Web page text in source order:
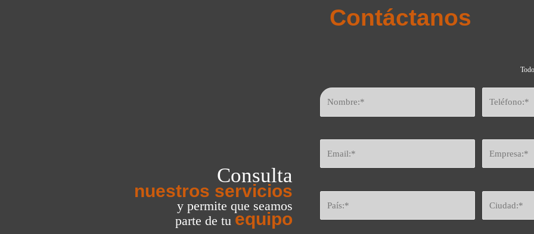
Contáctanos
Consulta
nuestros servicios
y permite que seamos
parte de tu equipo